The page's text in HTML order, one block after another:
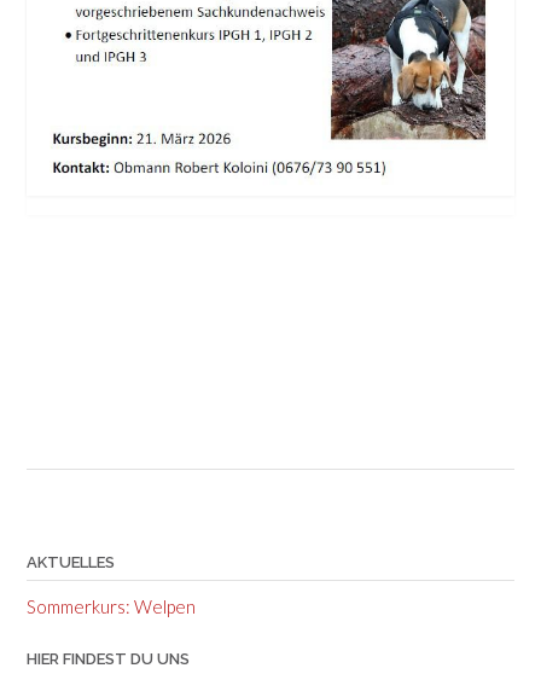
AKTUELLES
Sommerkurs: Welpen
HIER FINDEST DU UNS